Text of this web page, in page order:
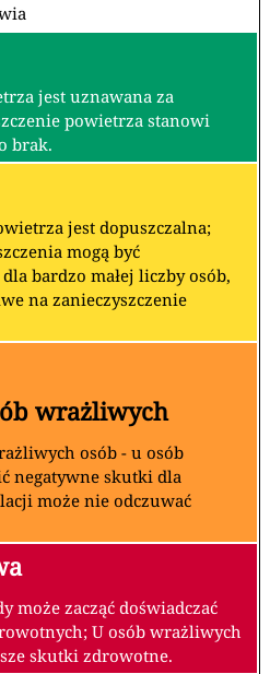
jest uznawana za
powietrza stanowi
brak.
jest dopuszczalna;
mogą być
bardzo małej liczby osób,
na zanieczyszczenie
wrażliwych
osób - u osób
negatywne skutki dla
może nie odczuwać
może zacząć doświadczać
U osób wrażliwych
skutki zdrowotne.